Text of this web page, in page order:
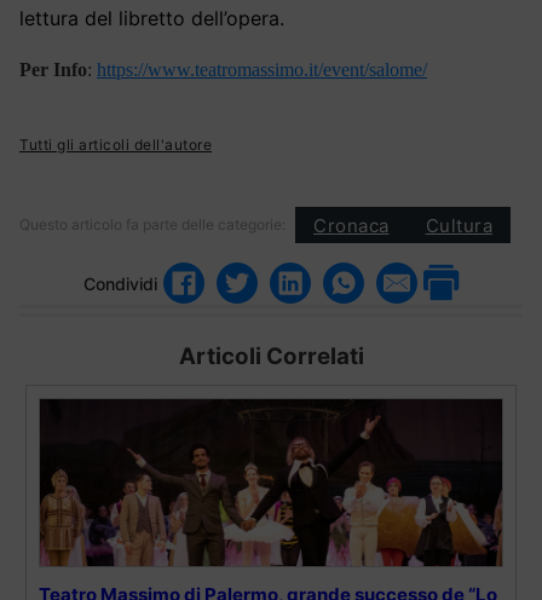
lettura del libretto dell’opera.
Per Info: https://www.teatromassimo.it/event/salome/
Tutti gli articoli dell'autore
Questo articolo fa parte delle categorie: Cronaca Cultura
Condividi
Articoli Correlati
Teatro Massimo di Palermo, grande successo de “Lo